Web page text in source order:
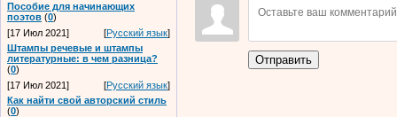
Пособие для начинающих
поэтов (0)
[17 Июл 2021]
[Русский язык]
Штампы речевые и штампы
литературные: в чем разница?
(0)
[17 Июл 2021]
[Русский язык]
Как найти свой авторский стиль
(0)
Отправить